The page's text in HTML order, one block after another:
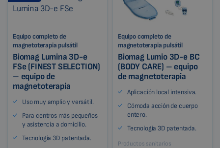
Equipo completo de
magnetoterapia pulsátil
Biomag Lumina 3D-e
FSe (FINEST SELECTION)
– equipo de
magnetoterapia
Uso muy amplio y versátil.
Para centros más pequeños
y asistencia a domicilio.
Tecnología 3D patentada.
Equipo completo de
magnetoterapia pulsátil
Biomag Lumio 3D-e BC
(BODY CARE) – equipo
de magnetoterapia
Aplicación local intensiva.
Cómoda acción de cuerpo
entero.
Tecnología 3D patentada.
Productos sanitarios